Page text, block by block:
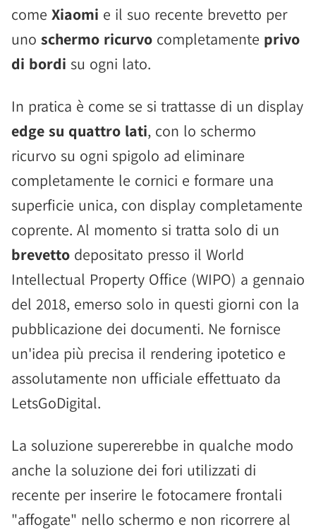
come Xiaomi e il suo recente brevetto per
uno schermo ricurvo completamente privo
di bordi su ogni lato.
In pratica è come se si trattasse di un display
edge su quattro lati, con lo schermo
ricurvo su ogni spigolo ad eliminare
completamente le cornici e formare una
superficie unica, con display completamente
coprente. Al momento si tratta solo di un
brevetto depositato presso il World
Intellectual Property Office (WIPO) a gennaio
del 2018, emerso solo in questi giorni con la
pubblicazione dei documenti. Ne fornisce
un'idea più precisa il rendering ipotetico e
assolutamente non ufficiale effettuato da
LetsGoDigital.
La soluzione supererebbe in qualche modo
anche la soluzione dei fori utilizzati di
recente per inserire le fotocamere frontali
"affogate" nello schermo e non ricorrere al